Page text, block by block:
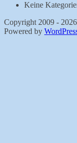
Keine
Copyright 2009 -
Powered by